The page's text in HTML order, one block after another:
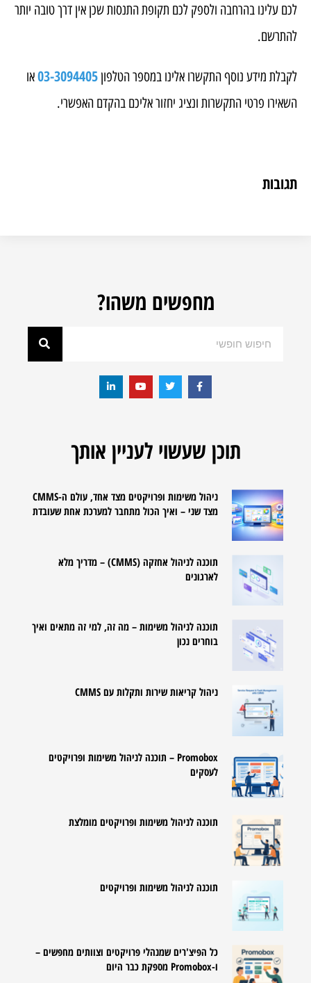
לכם עלינו בהרחבה ולספק לכם תקופת התנסות שכן אין דרך טובה יותר
להתרשם.
לקבלת מידע נוסף התקשרו אלינו במספר הטלפון 03-3094405או
השאירו פרטי התקשרות ונציג יחזור אליכם בהקדם האפשרי.
תגובות
מחפשים משהו?
תוכן שעשוי לעניין אותך
ניהול משימות ופרויקטים מצד אחד, עולם ה-CMMS
מצד שני – ואיך הכול מתחבר למערכת אחת שעובדת
תוכנה לניהול אחזקה (CMMS) – מדריך מלא
לארגונים
תוכנה לניהול משימות – מה זה, למי זה מתאים ואיך
בוחרים נכון
ניהול קריאות שירות ותקלות עם CMMS
Promobox – תוכנה לניהול משימות ופרויקטים
לעסקים
תוכנה לניהול משימות ופרויקטים מומלצת
תוכנה לניהול משימות ופרויקטים
כל הפיצ'רים שמנהלי פרויקטים וצוותים מחפשים –
ו-Promobox מספקת כבר היום